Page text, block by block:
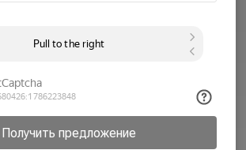
Получить предложение